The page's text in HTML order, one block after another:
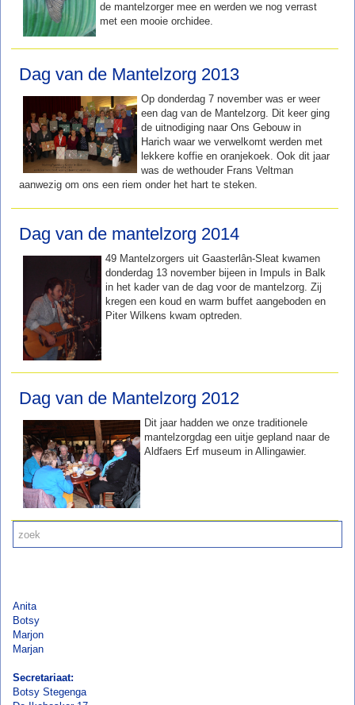
de mantelzorger mee en werden we nog verrast
met een mooie orchidee.
Dag van de Mantelzorg 2013
Op donderdag 7 november was er weer
een dag van de Mantelzorg. Dit keer ging
de uitnodiging naar Ons Gebouw in
Harich waar we verwelkomt werden met
lekkere koffie en oranjekoek. Ook dit jaar
was de wethouder Frans Veltman
aanwezig om ons een riem onder het hart te steken.
Dag van de mantelzorg 2014
49 Mantelzorgers uit Gaasterlân-Sleat kwamen
donderdag 13 november bijeen in Impuls in Balk
in het kader van de dag voor de mantelzorg. Zij
kregen een koud en warm buffet aangeboden en
Piter Wilkens kwam optreden.
Dag van de Mantelzorg 2012
Dit jaar hadden we onze traditionele
mantelzorgdag een uitje gepland naar de
Aldfaers Erf museum in Allingawier.
Anita
Botsy
Marjon
Marjan
Secretariaat:
Botsy Stegenga